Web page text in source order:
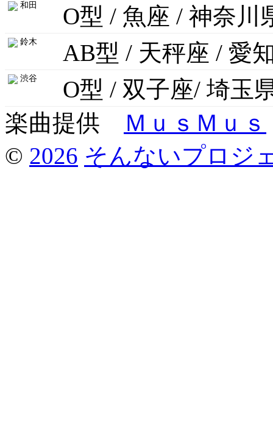
和田 O型 / 魚座 / 神奈川
鈴木 AB型 / 天秤座 / 愛
渋谷
O型 / 双子座/ 埼玉
楽曲提供
ＭｕｓＭｕｓ
© 2026 そんないプロジ